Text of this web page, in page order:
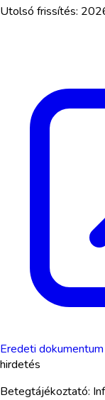
Utolsó frissítés:
Eredeti dokumentum
hirdetés
Betegtájékoztató: